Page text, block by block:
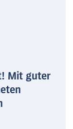
Mit guter